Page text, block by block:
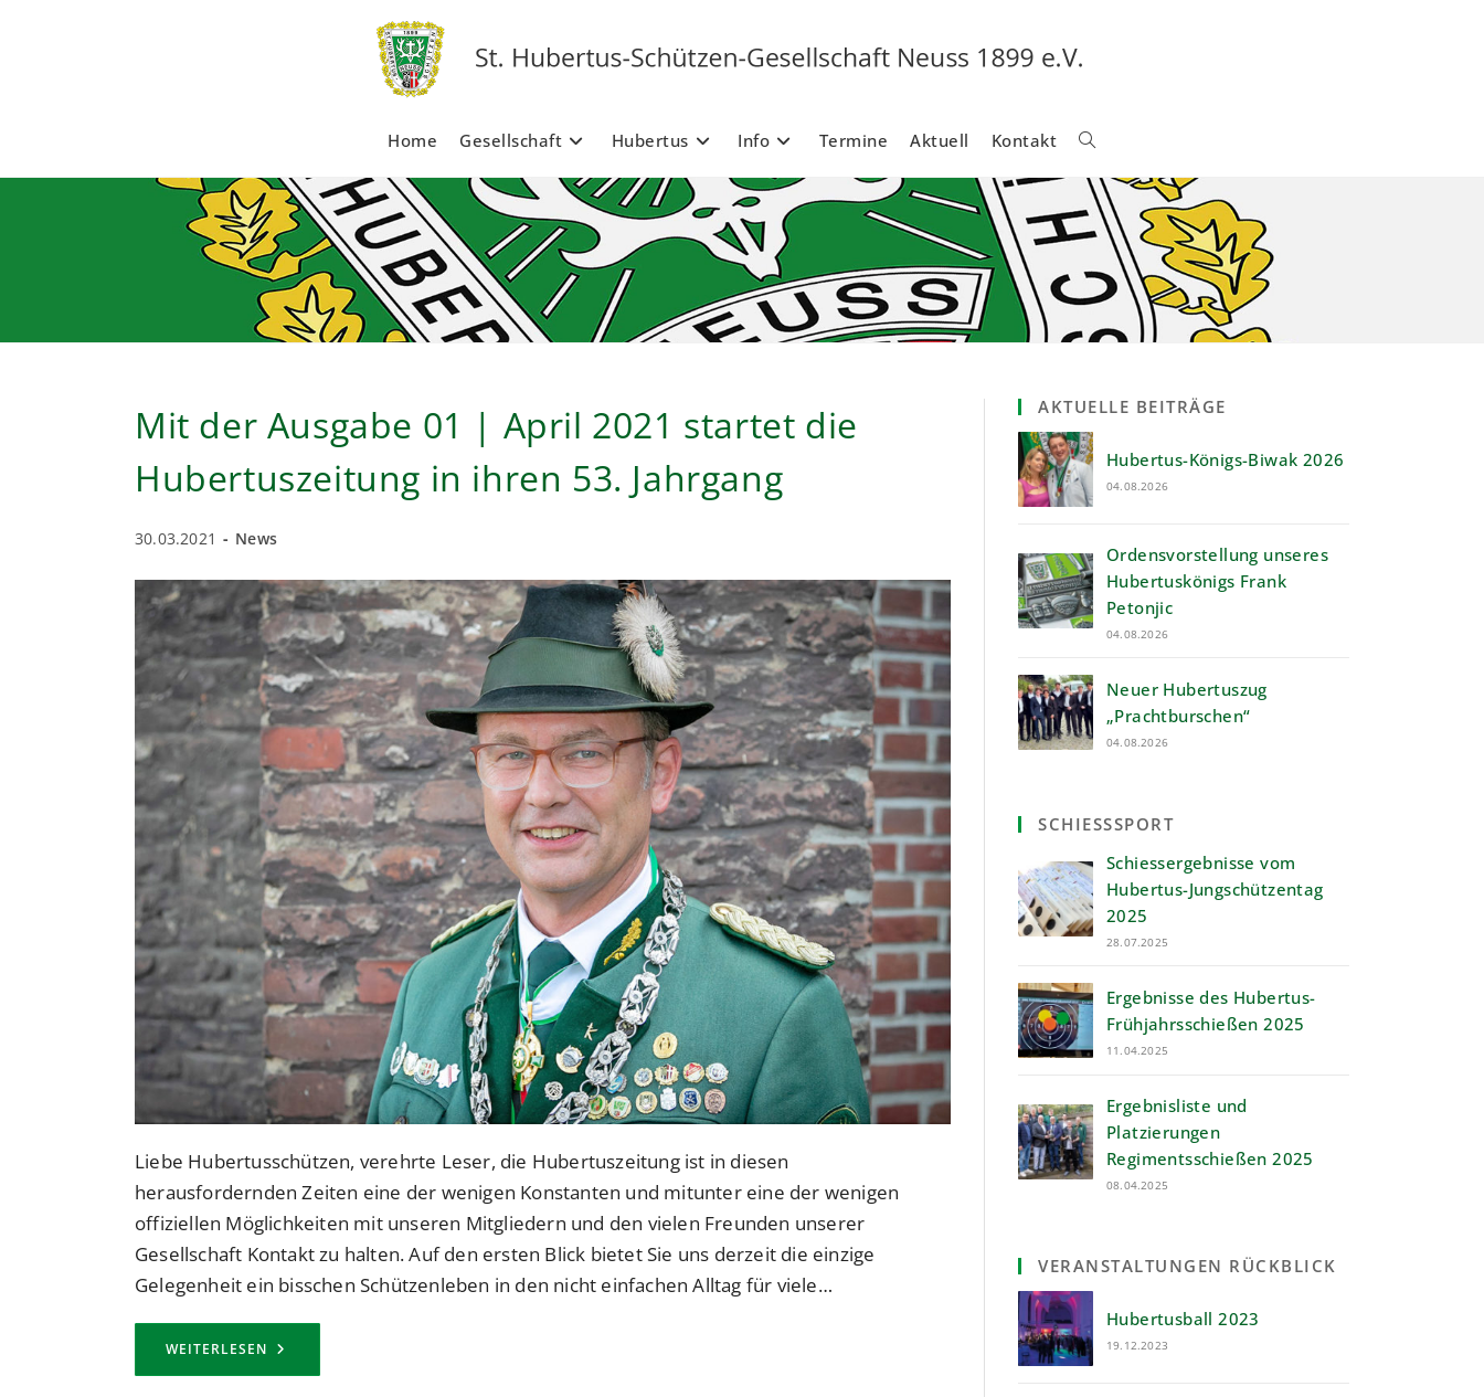
Home Gesellschaft Hubertus Info Termine Aktuell Kontakt Website-
Suche
Umschalten
Mit der Ausgabe 01 | April 2021 startet die
Hubertuszeitung in ihren 53. Jahrgang
Beitrag
30.03.2021
Beitrags-
News
Liebe Hubertusschützen, verehrte Leser, die Hubertuszeitung ist in diesen
herausfordernden Zeiten eine der wenigen Konstanten und mitunter eine der wenigen
offiziellen Möglichkeiten mit unseren Mitgliedern und den vielen Freunden unserer
Gesellschaft Kontakt zu halten. Auf den ersten Blick bietet Sie uns derzeit die einzige
Gelegenheit ein bisschen Schützenleben in den nicht einfachen Alltag für viele…
WEITERLESEN MIT
AUSGABE
AKTUELLE BEITRÄGE
Hubertus-Königs-Biwak 2026
04.08.2026
Ordensvorstellung unseres
Hubertuskönigs Frank
Petonjic
04.08.2026
Neuer Hubertuszug
„Prachtburschen“
04.08.2026
SCHIESSSPORT
Schiessergebnisse vom
Hubertus-Jungschützentag
2025
28.07.2025
Ergebnisse des Hubertus-
Frühjahrsschießen 2025
11.04.2025
Ergebnisliste und
Platzierungen
Regimentsschießen 2025
08.04.2025
VERANSTALTUNGEN RÜCKBLICK
Hubertusball 2023
19.12.2023